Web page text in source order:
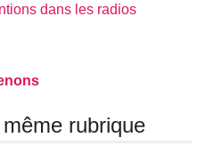
dans les radios
rubrique